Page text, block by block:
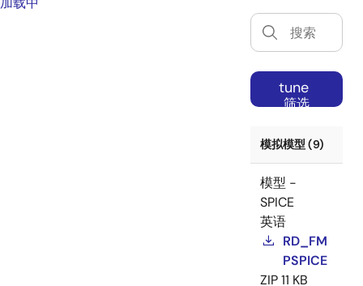
tune
筛选
模拟模型 (9)
模型 -
SPICE
英语
RD_FM
PSPICE
ZIP11 KB